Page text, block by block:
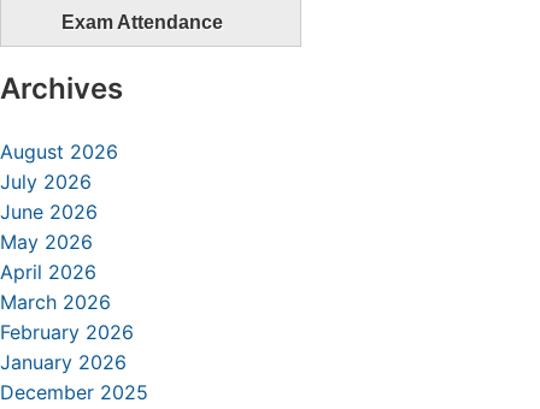
Exam Attendance
Archives
August 2026
July 2026
June 2026
May 2026
April 2026
March 2026
February 2026
January 2026
December 2025